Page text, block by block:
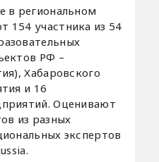
в региональном
154 участника из 54
РФ –
Хабаровского
и 16
Оценивают
из разных
экспертов